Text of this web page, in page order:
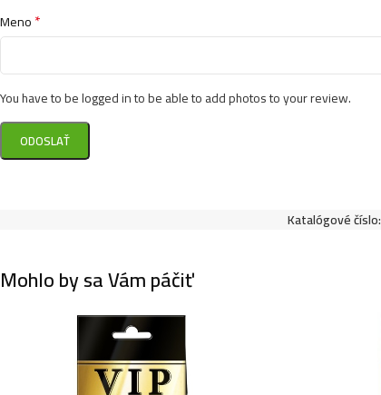
Meno*
You have to be logged in to be able to add photos to your review.
Katalógové číslo:
Mohlo by sa Vám páčiť